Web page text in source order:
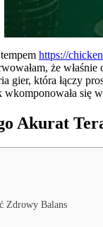
https://
że
gier, która łączy
wkomponowała
Akurat
Zdrowy Balans